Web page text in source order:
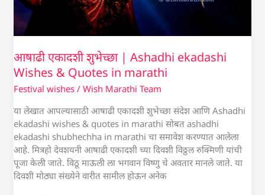
आषाढी एकादशी शुभेच्छा | Ashadhi ekadashi
Wishes & Quotes in marathi
Festival wishes /Wish Marathi Team
या लेखात आपल्यासाठी आषाढी एकादशी शुभेच्छा संदेश आणि Ashadhi
ekadashi wishes & quotes in marathi सोबत ashadhi
ekadashi shubhechha in marathi चा समावेश करण्यात आलेला
आहे. मित्रहो देवशयनी आषाढी एकादशी च्या दिवशी विठ्ठल रुक्मिणी यांची
पूजा केली जाते. विठू माऊली ला भगवान विष्णु चे अवतार मानले जाते. या
दिवशी मोठ्या संख्येने वारीत सामील होऊन अनेक